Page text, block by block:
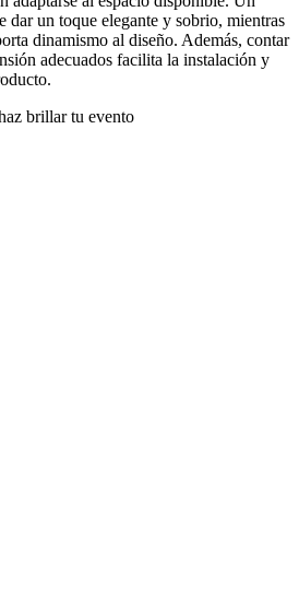
un toque elegante y sobrio, mientras
dinamismo al diseño. Además, contar
adecuados facilita la instalación y
brillar tu evento